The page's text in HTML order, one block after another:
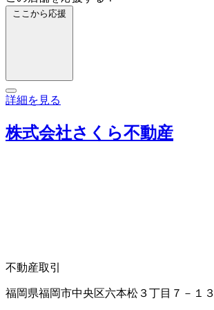
ここから応援
詳細を見る
株式会社さくら不動産
不動産取引
福岡県福岡市中央区六本松３丁目７－１３